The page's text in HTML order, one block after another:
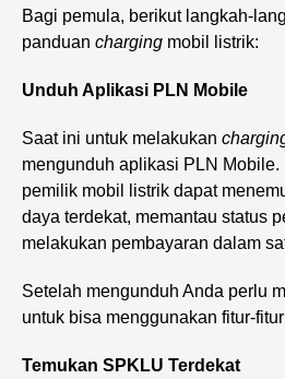
Bagi pemula, berikut langkah-
panduan charging mobil listrik:
Unduh Aplikasi PLN Mobile
Saat ini untuk melakukan
mengunduh aplikasi PLN
pemilik mobil listrik dapat
daya terdekat, memantau status
melakukan pembayaran dalam
Setelah mengunduh Anda perlu
untuk bisa menggunakan fitur-
Temukan SPKLU Terdekat